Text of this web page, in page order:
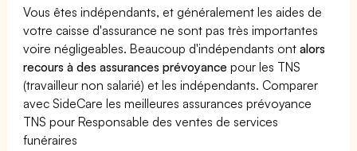
Vous êtes indépendants, et généralement les aides de
votre caisse d'assurance ne sont pas très importantes
voire négligeables. Beaucoup d'indépendants ontalors
recours à des assurances prévoyance pour les TNS
(travailleur non salarié) et les indépendants. Comparer
avec SideCare les meilleures assurances prévoyance
TNS pour Responsable des ventes de services
funéraires